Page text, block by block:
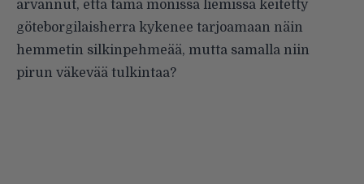
arvannut, että tämä monissa liemissä keitetty
göteborgilaisherra kykenee tarjoamaan näin
hemmetin silkinpehmeää, mutta samalla niin
pirun väkevää tulkintaa?